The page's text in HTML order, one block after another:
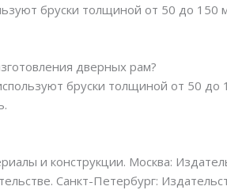
бруски толщиной от 50 до
дверных рам?
бруски толщиной от 50
и конструкции. Москва:
Санкт-Петербург: